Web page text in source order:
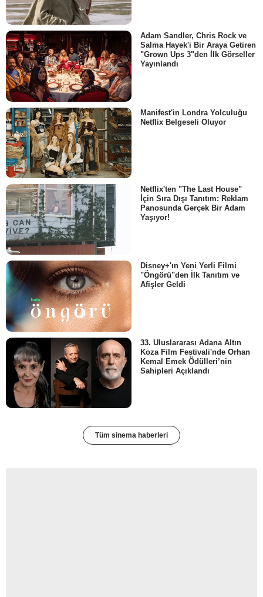
Adam Sandler, Chris Rock ve
Salma Hayek'i Bir Araya Getiren
"Grown Ups 3"den İlk Görseller
Yayınlandı
Manifest'in Londra Yolculuğu
Netflix Belgeseli Oluyor
Netflix'ten "The Last House"
İçin Sıra Dışı Tanıtım: Reklam
Panosunda Gerçek Bir Adam
Yaşıyor!
Disney+'ın Yeni Yerli Filmi
"Öngörü"den İlk Tanıtım ve
Afişler Geldi
33. Uluslararası Adana Altın
Koza Film Festivali'nde Orhan
Kemal Emek Ödülleri’nin
Sahipleri Açıklandı
Tüm sinema haberleri